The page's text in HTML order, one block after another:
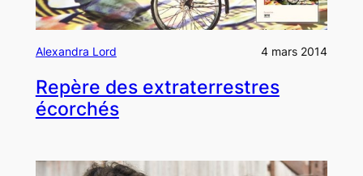
Alexandra Lord 4 mars 2014
Repère des extraterrestres
écorchés